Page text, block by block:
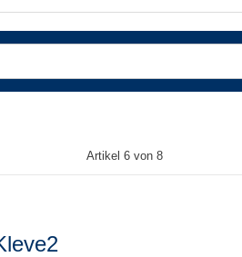
Artikel 6 von 8